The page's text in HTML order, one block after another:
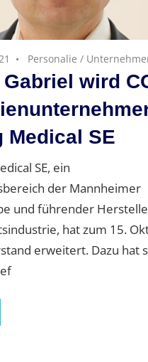
Personalie /
wird
Medical SE
SE, ein
der Mannheimer
und führender
hat zum 15.
erweitert. Dazu hat